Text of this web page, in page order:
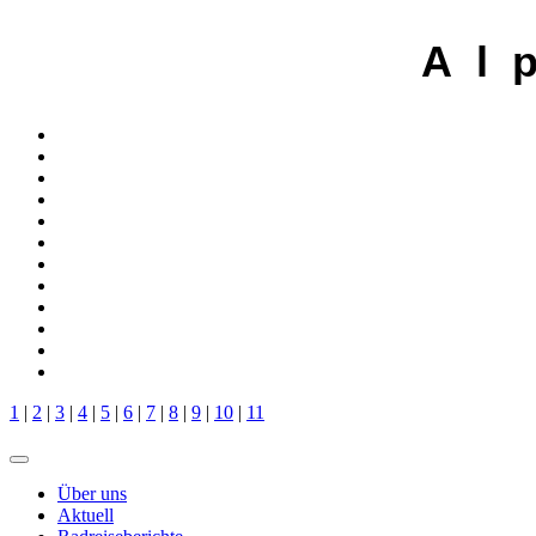
A l
1 | 2 | 3 | 4 | 5 | 6 | 7 | 8 | 9 | 10 | 11
Über uns
Aktuell